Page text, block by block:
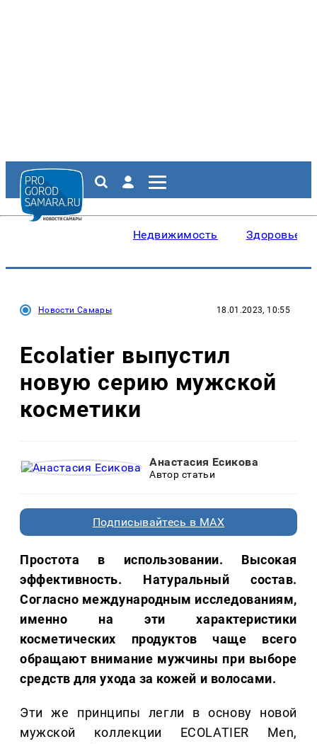
Недвижимость Здоровье
Новости Самары 18.01.2023, 10:55
Ecolatier выпустил
новую серию мужской
косметики
Анастасия Есикова
Автор статьи
Подписывайтесь в MAX
Простота в использовании. Высокая
эффективность. Натуральный состав.
Согласно международным исследованиям,
именно на эти характеристики
косметических продуктов чаще всего
обращают внимание мужчины при выборе
средств для ухода за кожей и волосами.
Эти же принципы легли в основу новой
мужской коллекции ECOLATIER Men,